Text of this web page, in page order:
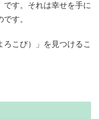
です。それは幸せを手に
す。
ろこび）」を見つけるこ